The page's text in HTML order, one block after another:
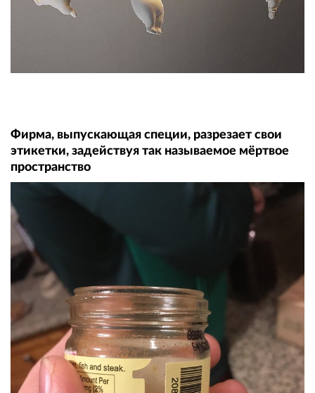
Фирма, выпускающая специи, разрезает свои
этикетки, задействуя так называемое мёртвое
пространство